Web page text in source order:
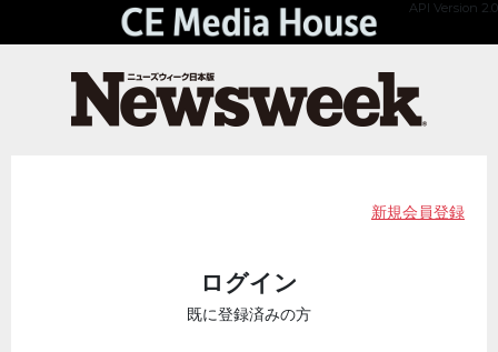
API Version 2.0
新規会員登録
ログイン
既に登録済みの方